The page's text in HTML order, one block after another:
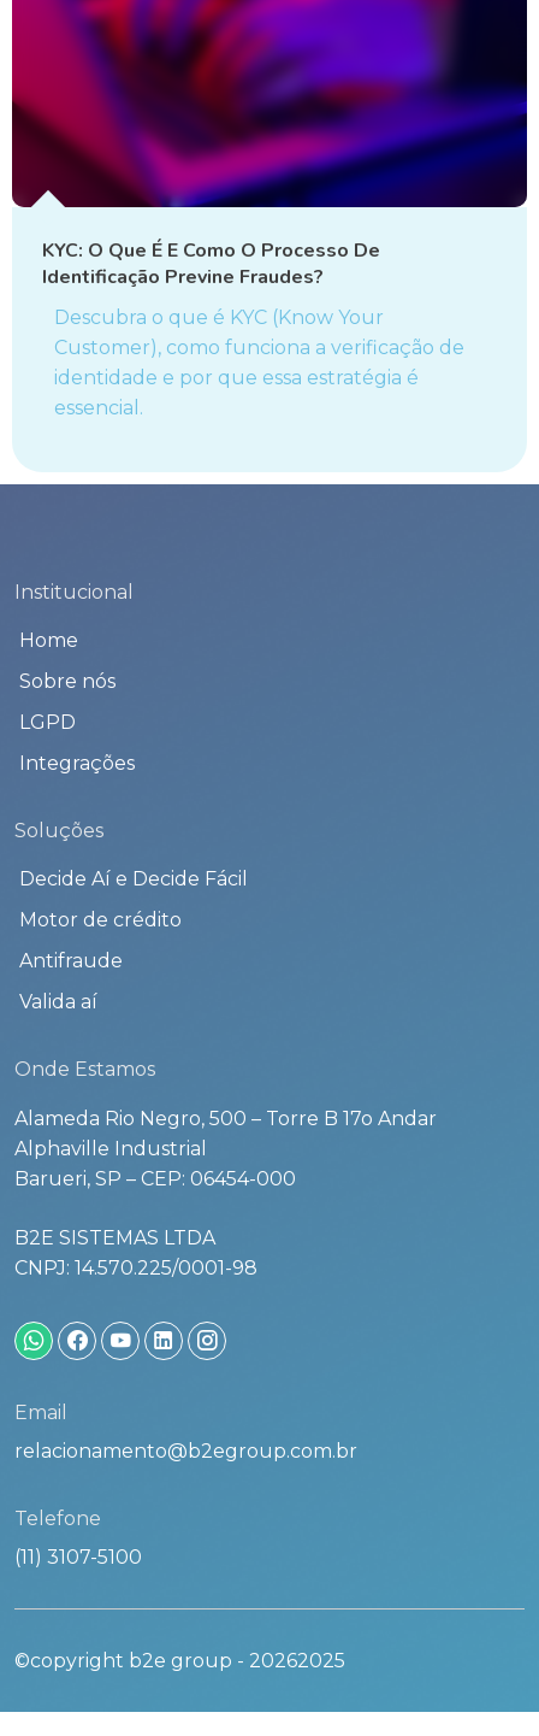
KYC: O Que É E Como O Processo De
Identificação Previne Fraudes?
Descubra o que é KYC (Know Your
Customer), como funciona a verificação de
identidade e por que essa estratégia é
essencial.
Institucional
Home
Sobre nós
LGPD
Integrações
Soluções
Decide Aí e Decide Fácil
Motor de crédito
Antifraude
Valida aí
Onde Estamos
Alameda Rio Negro, 500 – Torre B 17o Andar
Alphaville Industrial
Barueri, SP – CEP: 06454-000
B2E SISTEMAS LTDA
CNPJ: 14.570.225/0001-98
Email
relacionamento@b2egroup.com.br
Telefone
(11) 3107-5100
©copyright b2e group - 20262025